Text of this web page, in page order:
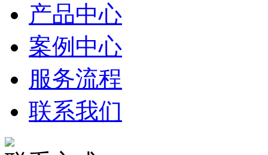
产品中心
案例中心
服务流程
联系我们